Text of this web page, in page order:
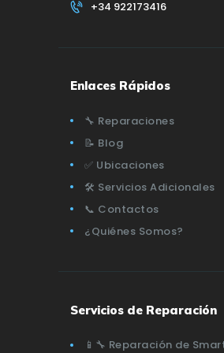
+34 922173416
Enlaces Rápidos
🔧 Reparaciones
📝 Blog
✅ Ubicaciones
🛠️ Servicios Adicionales
📞 Contactos
¿Quiénes Somos?
Servicios de Reparación
📱🔧 Reparación de